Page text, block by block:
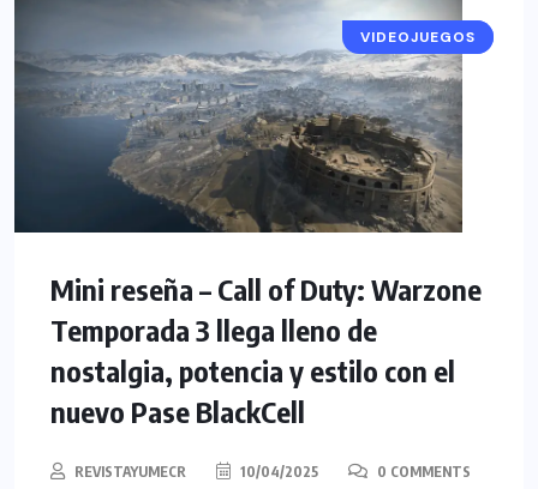
RESEÑAS
VIDEOJUEGOS
Mini reseña – Call of Duty: Warzone
Temporada 3 llega lleno de
nostalgia, potencia y estilo con el
nuevo Pase BlackCell
REVISTAYUMECR 10/04/2025 0 COMMENTS